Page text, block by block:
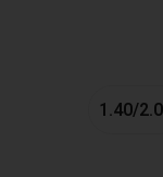
1.40/